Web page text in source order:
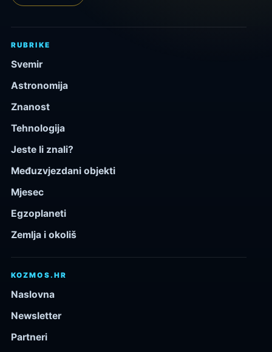
RUBRIKE
Svemir
Astronomija
Znanost
Tehnologija
Jeste li znali?
Međuzvjezdani objekti
Mjesec
Egzoplaneti
Zemlja i okoliš
KOZMOS.HR
Naslovna
Newsletter
Partneri